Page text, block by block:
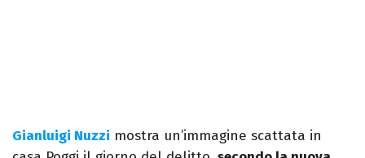
Gianluigi Nuzzi mostra un’immagine scattata in